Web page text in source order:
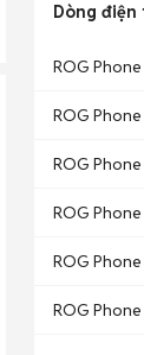
Dòng điện
ROG
ROG
ROG
ROG
ROG
ROG Phone